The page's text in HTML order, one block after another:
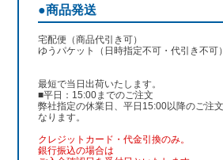
●商品発送
宅配便（商品代引き可）
ゆうパケット（日時指定不可・代引き不可）
最短で当日出荷いたします。
■平日：15:00までのご注文
弊社指定の休業日、平日15:00以降のご注
なります。
クレジットカード・代金引換のみ。
銀行振込の場合は